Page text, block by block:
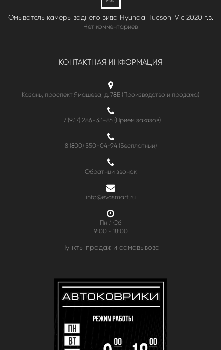
Омыватель камеры заднего вида Hyundai Tucson IV c 2020 г.в.
Нет комментариев
КОНТАКТНАЯ ИНФОРМАЦИЯ
Казань, проспект Ямашева, д. 78Б (Производство и продажа)
+7 (937) 286-33-86 (Прием заказов)
8 (800) 550-04-94(Бесплатный)
Обратный звонок
info@evasmart.ru
Пн / Сб
9:00 - 18:00
Пункты продаж и самовывоза